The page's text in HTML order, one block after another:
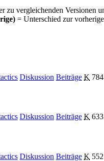
vergleichenden Versionen
= Unterschied zur
Diskussion Beiträge K
Diskussion Beiträge K
Diskussion Beiträge K